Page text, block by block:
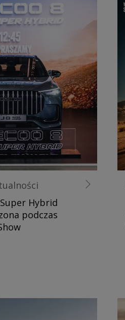
Super Hybrid
podczas